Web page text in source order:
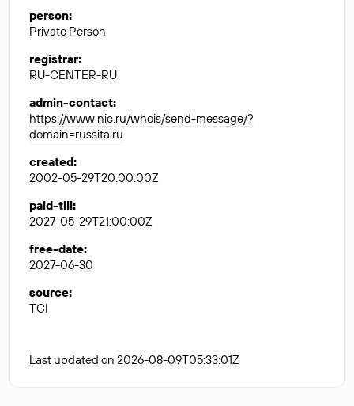
person:
Private Person
registrar:
RU-CENTER-RU
admin-contact:
https://www.nic.ru/whois/send-message/?
domain=russita.ru
created:
2002-05-29T20:00:00Z
paid-till:
2027-05-29T21:00:00Z
free-date:
2027-06-30
source:
TCI
Last updated on 2026-08-09T05:33:01Z